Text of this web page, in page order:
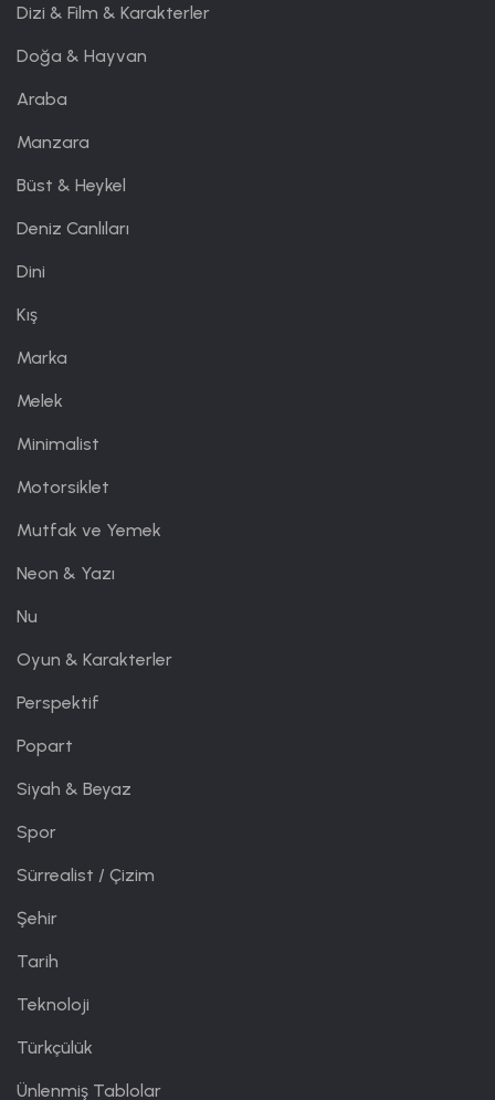
Dizi & Film & Karakterler
Doğa & Hayvan
Araba
Manzara
Büst & Heykel
Deniz Canlıları
Dini
Kış
Marka
Melek
Minimalist
Motorsiklet
Mutfak ve Yemek
Neon & Yazı
Nu
Oyun & Karakterler
Perspektif
Popart
Siyah & Beyaz
Spor
Sürrealist / Çizim
Şehir
Tarih
Teknoloji
Türkçülük
Ünlenmiş Tablolar